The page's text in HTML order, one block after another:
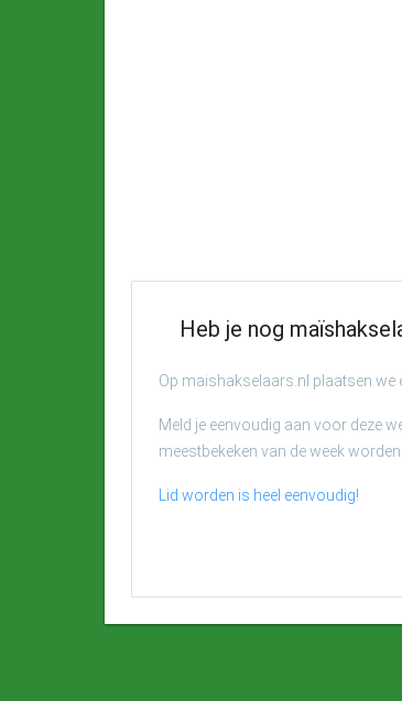
Heb je nog
Op maishakselaars.nl plaatsen
Meld je eenvoudig aan voor deze
meestbekeken van de week
Lid worden is heel eenvoudig!